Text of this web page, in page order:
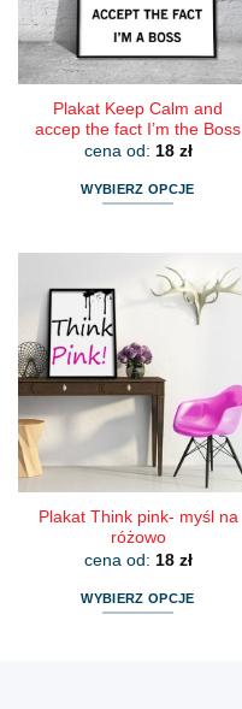
na
stronie
produktu
Plakat Keep Calm and
accep the fact I’m the Boss
cena od: 18 zł
WYBIERZ OPCJE
wiele
wariantów.
Opcje
można
wybrać
na
stronie
produktu
Plakat Think pink- myśl na
różowo
cena od: 18 zł
WYBIERZ OPCJE